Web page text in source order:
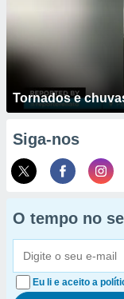
Tornados e
Siga-nos
O tempo no
Eu li e aceito a